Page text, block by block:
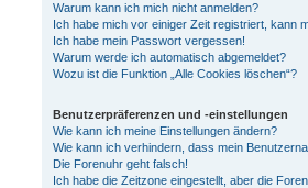
Warum kann ich mich nicht anmelden?
Ich habe mich vor einiger Zeit registriert, kann
Ich habe mein Passwort vergessen!
Warum werde ich automatisch abgemeldet?
Wozu ist die Funktion „Alle Cookies löschen“?
Benutzerpräferenzen und -einstellungen
Wie kann ich meine Einstellungen ändern?
Wie kann ich verhindern, dass mein
Die Forenuhr geht falsch!
Ich habe die Zeitzone eingestellt, aber die